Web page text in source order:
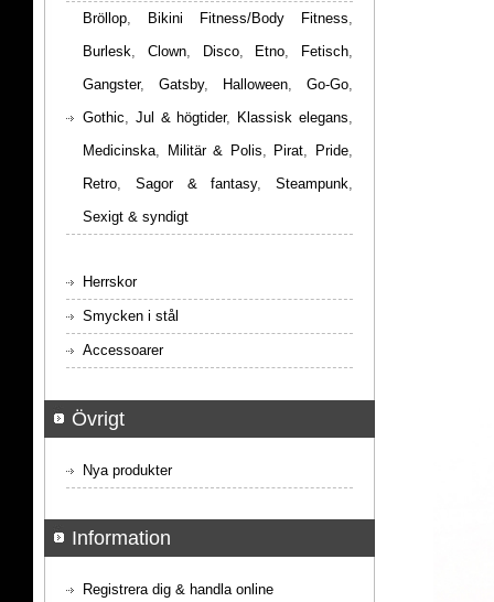
Bröllop, Bikini Fitness/Body Fitness,
Burlesk, Clown, Disco, Etno, Fetisch,
Gangster, Gatsby, Halloween, Go-Go,
Gothic, Jul & högtider, Klassisk elegans,
Medicinska, Militär & Polis, Pirat, Pride,
Retro, Sagor & fantasy, Steampunk,
Sexigt & syndigt
Herrskor
Smycken i stål
Accessoarer
Övrigt
Nya produkter
Information
Registrera dig & handla online